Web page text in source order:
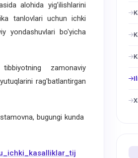
alohida yig’ilishlarini
tanlovlari uchun ichki
yondashuvlari bo'yicha
zamonaviy
rag'batlantirgan
bugungi kunda